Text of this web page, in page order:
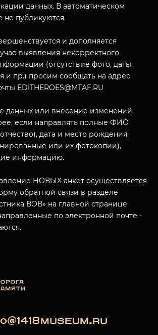
КОМПЛЕКС
ПОСЕТИТЕЛЯМ
НАЗАД
данных. В автоматическом
публикуются.
и дополняется
выявления некорректного
(отсутствие фото, даты,
и пр.) просим сообщать на адрес
EDITHEROES@MTAF.RU
данных или внесение изменений
если направлять полные ФИО
дата и место рождения,
или их фотокопии),
информацию.
НОВЫХ анкет осуществляется
обратной связи в разделе
ВОВ» на главной странице
по электронной почте -